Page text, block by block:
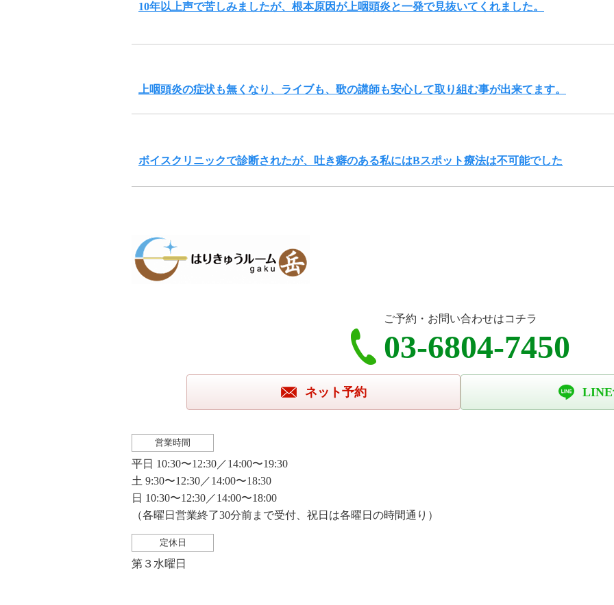
10年以上声で苦しみましたが、根本原因が上咽頭炎と一発で見抜いてくれました。
上咽頭炎の症状も無くなり、ライブも、歌の講師も安心して取り組む事が出来てます。
ボイスクリニックで診断されたが、吐き癖のある私にはBスポット療法は不可能でした
ご予約・お問い合わせはコチラ
03-6804-7450
ネット予約 LINE
営業時間
平日 10:30〜12:30／14:00〜19:30
土 9:30〜12:30／14:00〜18:30
日 10:30〜12:30／14:00〜18:00
（各曜日営業終了30分前まで受付、祝日は各曜日の時間通り）
定休日
第３水曜日